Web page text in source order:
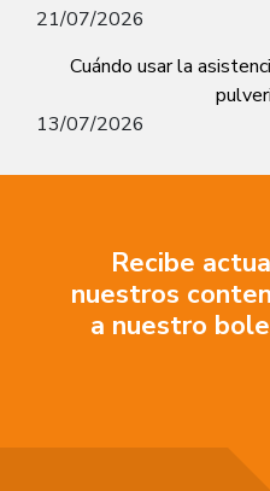
21/07/2026
Cuándo usar la
13/07/2026
Recibe
nuestros
a nuestro